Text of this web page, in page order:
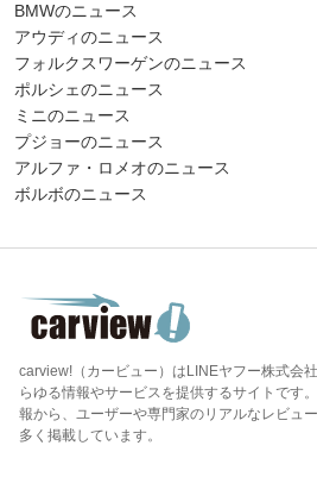
BMWのニュース
アウディのニュース
フォルクスワーゲンのニュース
ポルシェのニュース
ミニのニュース
プジョーのニュース
アルファ・ロメオのニュース
ボルボのニュース
carview!（カービュー）はLINEヤフー株式会
らゆる情報やサービスを提供するサイトです
報から、ユーザーや専門家のリアルなレビュ
多く掲載しています。